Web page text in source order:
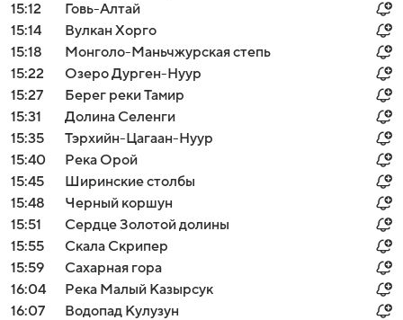
15:12
Говь-Алтай
15:14
Вулкан Хорго
15:18
Монголо-Маньчжурская степь
15:22
Озеро Дурген-Нуур
15:27
Берег реки Тамир
15:31
Долина Селенги
15:35
Тэрхийн-Цагаан-Нуур
15:40
Река Орой
15:45
Ширинские столбы
15:48
Черный коршун
15:51
Сердце Золотой долины
15:55
Скала Скрипер
15:59
Сахарная гора
16:04
Река Малый Казырсук
16:07
Водопад Кулузун